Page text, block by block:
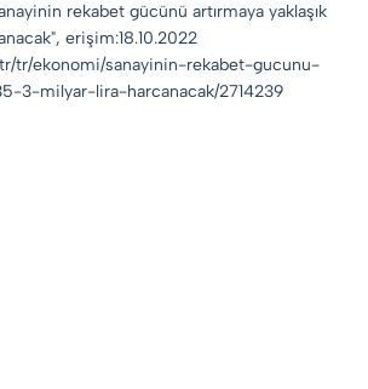
rekabet gücünü artırmaya yaklaşık
erişim:18.10.2022
tr/ekonomi/sanayinin-rekabet-gucunu-
3-milyar-lira-harcanacak/2714239